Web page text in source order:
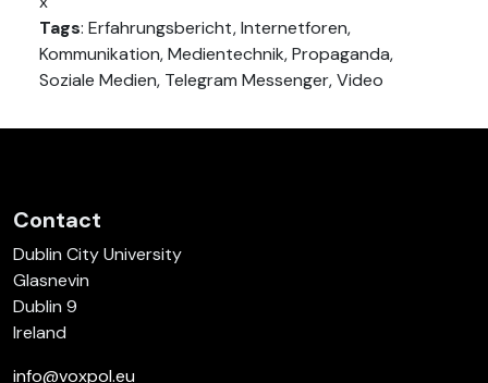
Tags: Erfahrungsbericht, Internetforen,
Kommunikation, Medientechnik, Propaganda,
Soziale Medien, Telegram Messenger, Video
Contact
Dublin City University
Glasnevin
Dublin 9
Ireland
info@voxpol.eu